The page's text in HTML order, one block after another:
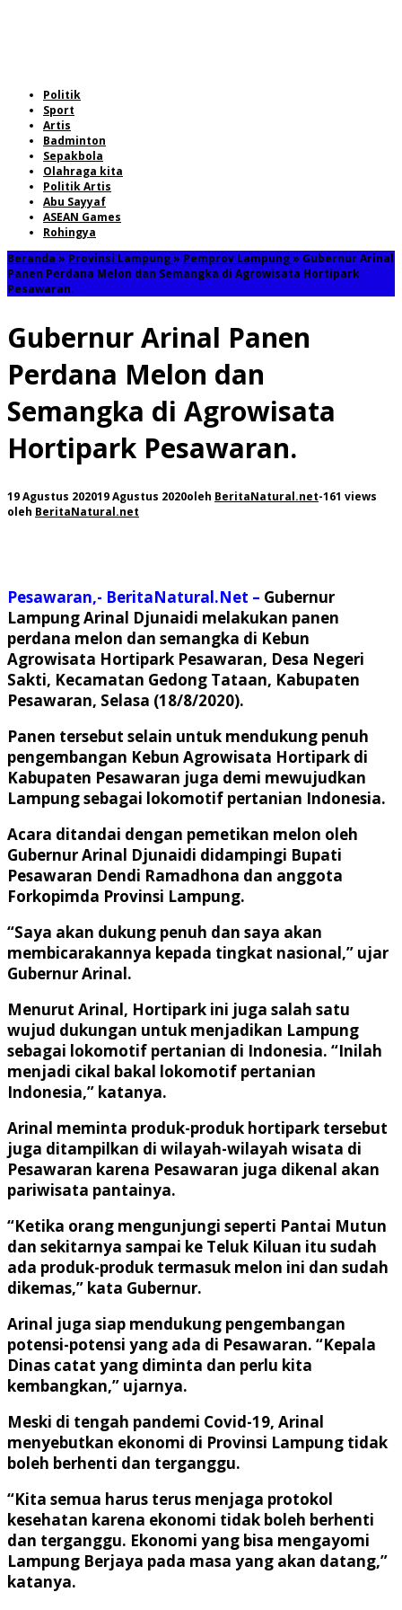
Politik
Sport
Artis
Badminton
Sepakbola
Olahraga kita
Politik Artis
Abu Sayyaf
ASEAN Games
Rohingya
Beranda » Provinsi Lampung» Pemprov Lampung» Gubernur Arinal
Panen Perdana Melon dan Semangka di Agrowisata Hortipark
Pesawaran.
Gubernur Arinal Panen
Perdana Melon dan
Semangka di Agrowisata
Hortipark Pesawaran.
19 Agustus 202019 Agustus 2020oleh BeritaNatural.net-161 views
oleh BeritaNatural.net
Pesawaran,- BeritaNatural.Net – Gubernur
Lampung Arinal Djunaidi melakukan panen
perdana melon dan semangka di Kebun
Agrowisata Hortipark Pesawaran, Desa Negeri
Sakti, Kecamatan Gedong Tataan, Kabupaten
Pesawaran, Selasa (18/8/2020).
Panen tersebut selain untuk mendukung penuh
pengembangan Kebun Agrowisata Hortipark di
Kabupaten Pesawaran juga demi mewujudkan
Lampung sebagai lokomotif pertanian Indonesia.
Acara ditandai dengan pemetikan melon oleh
Gubernur Arinal Djunaidi didampingi Bupati
Pesawaran Dendi Ramadhona dan anggota
Forkopimda Provinsi Lampung.
“Saya akan dukung penuh dan saya akan
membicarakannya kepada tingkat nasional,” ujar
Gubernur Arinal.
Menurut Arinal, Hortipark ini juga salah satu
wujud dukungan untuk menjadikan Lampung
sebagai lokomotif pertanian di Indonesia. “Inilah
menjadi cikal bakal lokomotif pertanian
Indonesia,” katanya.
Arinal meminta produk-produk hortipark tersebut
juga ditampilkan di wilayah-wilayah wisata di
Pesawaran karena Pesawaran juga dikenal akan
pariwisata pantainya.
“Ketika orang mengunjungi seperti Pantai Mutun
dan sekitarnya sampai ke Teluk Kiluan itu sudah
ada produk-produk termasuk melon ini dan sudah
dikemas,” kata Gubernur.
Arinal juga siap mendukung pengembangan
potensi-potensi yang ada di Pesawaran. “Kepala
Dinas catat yang diminta dan perlu kita
kembangkan,” ujarnya.
Meski di tengah pandemi Covid-19, Arinal
menyebutkan ekonomi di Provinsi Lampung tidak
boleh berhenti dan terganggu.
“Kita semua harus terus menjaga protokol
kesehatan karena ekonomi tidak boleh berhenti
dan terganggu. Ekonomi yang bisa mengayomi
Lampung Berjaya pada masa yang akan datang,”
katanya.